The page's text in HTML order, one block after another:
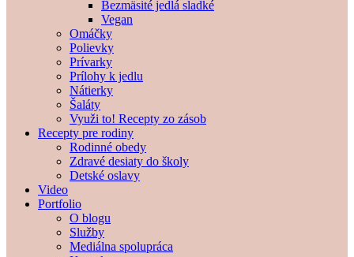
Bezmäsité jedlá sladké
Vegan
Omáčky
Polievky
Prívarky
Prílohy k jedlu
Nátierky
Šaláty
Využi to! Recepty zo zásob
Recepty pre rodiny
Rodinné obedy
Zdravé desiaty do školy
Detské oslavy
Video
Portfolio
O blogu
Služby
Mediálna spolupráca